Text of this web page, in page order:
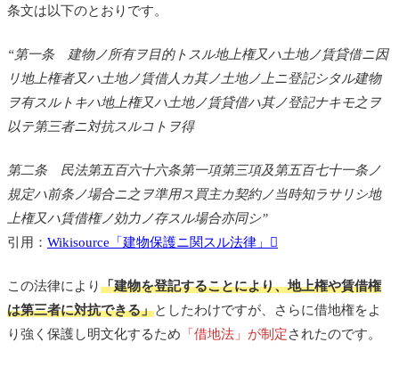
条文は以下のとおりです。
“第一条 建物ノ所有ヲ目的トスル地上権又ハ土地ノ賃貸借ニ因
リ地上権者又ハ土地ノ賃借人カ其ノ土地ノ上ニ登記シタル建物
ヲ有スルトキハ地上権又ハ土地ノ賃貸借ハ其ノ登記ナキモ之ヲ
以テ第三者ニ対抗スルコトヲ得
第二条 民法第五百六十六条第一項第三項及第五百七十一条ノ
規定ハ前条ノ場合ニ之ヲ準用ス買主カ契約ノ当時知ラサリシ地
上権又ハ賃借権ノ効力ノ存スル場合亦同シ”
引用： Wikisource「建物保護ニ関スル法律」
この法律により「建物を登記することにより、地上権や賃借権
は第三者に対抗できる」としたわけですが、さらに借地権をよ
り強く保護し明文化するため 「借地法」が制定されたのです。